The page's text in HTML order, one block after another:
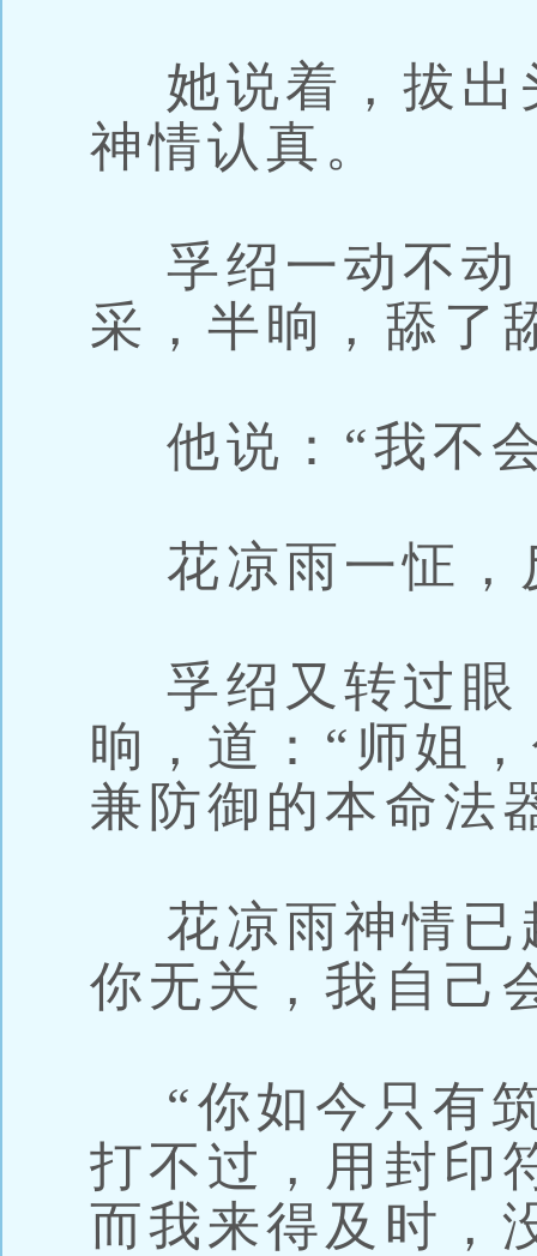
她说着，拔出
神情认真。
孚绍一动不动
采，半晌，舔了
他说：“我不
花凉雨一怔，
孚绍又转过眼
晌，道：“师姐
兼防御的本命法
花凉雨神情已
你无关，我自己
“你如今只有
打不过，用封印
而我来得及时，